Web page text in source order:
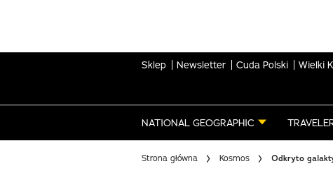
Sklep Newsletter Cuda Polski Wielki
NATIONAL GEOGRAPHIC
Strona główna Kosmos Odkryto